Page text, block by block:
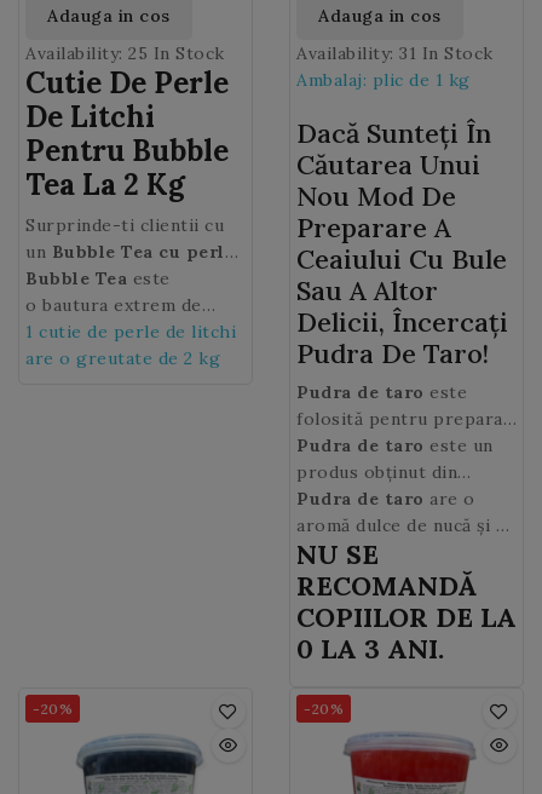
Adauga in cos
Availability: 25 In Stock
Cutie De Perle
De Litchi
Pentru Bubble
Tea La 2 Kg
Surprinde-ti clientii cu
un Bubble Tea cu perle
fructate delicioase um
plute cu sirop de Lici.
Bubble Tea este
o bautura extrem de
populara care este un hit
absolut in orice mall, bar
1 cutie de perle de litchi
are o greutate de 2 kg
Adauga in cos
Availability: 31 In Stock
Ambalaj: plic de 1 kg
Dacă Sunteți În
Căutarea Unui
Nou Mod De
Preparare A
Ceaiului Cu Bule
Sau A Altor
Delicii, Încercați
Pudra De Taro!
Pudra de taro este
folosită pentru prepara
celebrul Bubble tea, o
băutură populară care
provine din Taiwan și
constă din ceai, cu pudră
de taro și cu perle de
tapioca masticabile sau
perle de suc de fructe.
Pudra de taro este un
produs obținut din
rădăcină de taro, care
este o legumă cu amidon
ce crește în regiunile
tropicale și
subtropicale.
Pudra de taro are o
aromă dulce de nucă și o
culoare violet cenușiu.
NU SE
RECOMANDĂ
COPIILOR DE LA
0 LA 3 ANI.
-20% -20%